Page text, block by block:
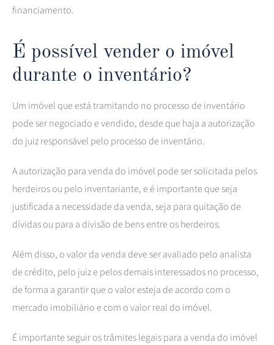
financiamento.
É possível vender o imóvel
durante o inventário?
Um imóvel que está tramitando no processo de inventário
pode ser negociado e vendido, desde que haja a autorização
do juiz responsável pelo processo de inventário.
A autorização para venda do imóvel pode ser solicitada pelos
herdeiros ou pelo inventariante, e é importante que seja
justificada a necessidade da venda, seja para quitação de
dívidas ou para a divisão de bens entre os herdeiros.
Além disso, o valor da venda deve ser avaliado pelo analista
de crédito, pelo juiz e pelos demais interessados no processo,
de forma a garantir que o valor esteja de acordo com o
mercado imobiliário e com o valor real do imóvel.
É importante seguir os trâmites legais para a venda do imóvel